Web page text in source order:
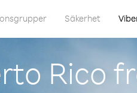
Säkerhet
Rico